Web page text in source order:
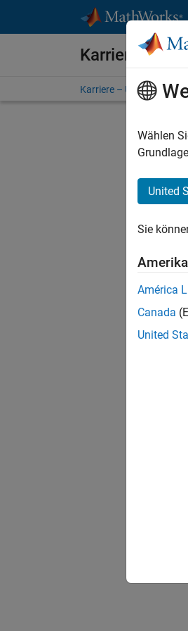
Karriere bei
Karriere – Übersicht
Wählen
United
Sie
Amerika
América
Canada
United